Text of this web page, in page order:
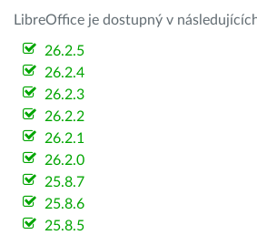
LibreOffice je dostupný v
26.2.5
26.2.4
26.2.3
26.2.2
26.2.1
26.2.0
25.8.7
25.8.6
25.8.5